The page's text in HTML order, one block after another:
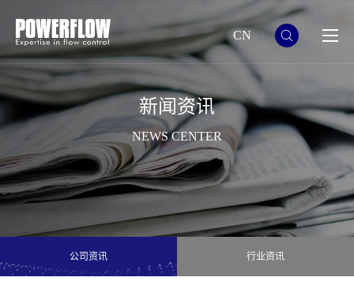
CN
新闻资讯
NEWS CENTER
公司资讯 行业资讯